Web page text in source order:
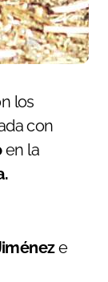
los
con
en la
e